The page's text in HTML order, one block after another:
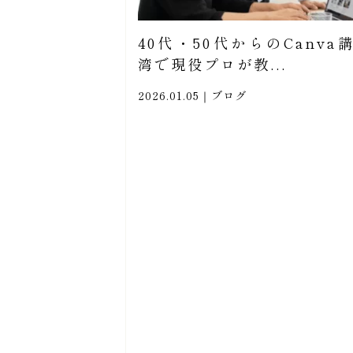
40代・50代からのCanva
湾で現役プロが教...
2026.01.05｜ ブログ